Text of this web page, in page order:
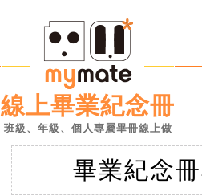
線上畢業紀念冊
班級、年級、個人專屬畢冊線上做
畢業紀念